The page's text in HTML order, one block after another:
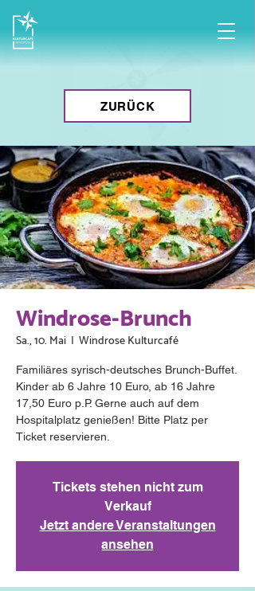
ZURÜCK
Windrose-Brunch
Sa., 10. Mai
  |
Windrose Kulturcafé
Familiäres syrisch-deutsches Brunch-Buffet.
Kinder ab 6 Jahre 10 Euro, ab 16 Jahre
17,50 Euro p.P. Gerne auch auf dem
Hospitalplatz genießen! Bitte Platz per
Ticket reservieren.
Tickets stehen nicht zum
Verkauf
Jetzt andere Veranstaltungen
ansehen